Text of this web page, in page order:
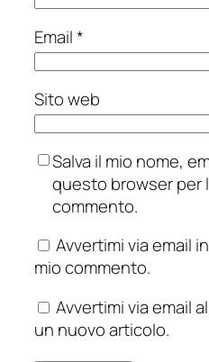
Email*
Sito web
Salva il mio nome,
questo browser per
commento.
Avvertimi via email
mio commento.
Avvertimi via email
un nuovo articolo.